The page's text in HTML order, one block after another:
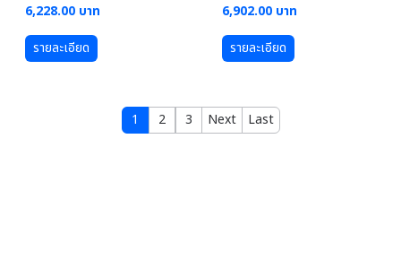
6,228.00 บาท
รายละเอียด
6,902.00 บาท
รายละเอียด
1 2 3 Next Last